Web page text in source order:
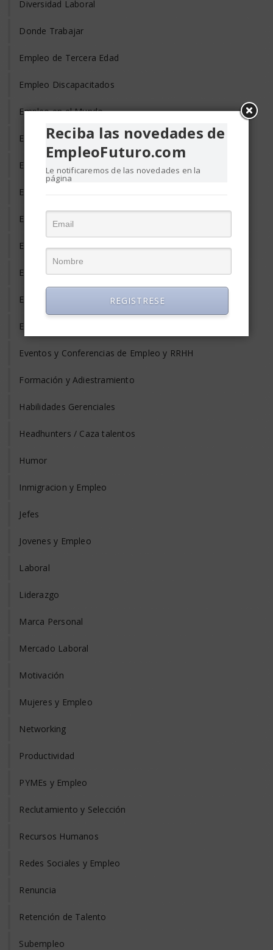
Diversidad Laboral
Donde Trabajar
Empleo de Tercera Edad
Empleo Discapacitados
Empleo en el Mundo
Empleo Freelance
Empleo Informal
Empleo Temporal
Emprendedores
Entrevista de Trabajo
Equilibrio Vida y Trabajo
Estrés Laboral
Evaluación del Desempeño
Eventos y Conferencias de Empleo y RRHH
Formación y Adiestramiento
Habilidades Gerenciales
Headhunters / Caza talentos
Humor
Inmigracion y Empleo
Jefes
Jovenes y Empleo
Laboral
Liderazgo
Marca Personal
Mercado Laboral
Motivación
Mujeres y Empleo
Networking
Productividad
PYMEs y Empleo
Reclutamiento y Selección
Recursos Humanos
Redes Sociales y Empleo
Renuncia
Retención de Talento
Subempleo
Reciba las novedades de
EmpleoFuturo.com
Le notificaremos de las novedades en la
página
REGISTRESE